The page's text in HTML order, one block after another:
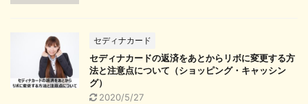
セディナカード
セディナカードの返済をあとからリボに変更する方
法と注意点について（ショッピング・キャッシン
グ）
2020/5/27